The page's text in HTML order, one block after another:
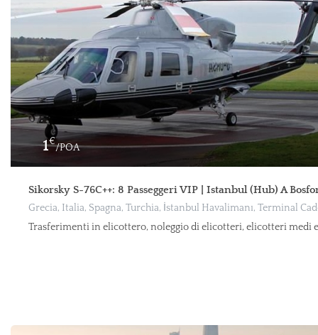
1€
/POA
Sikorsky S-76C++: 8 Passeggeri VIP | Istanbul (Hub) A
Grecia, Italia, Spagna, Turchia, İstanbul Havalimanı, Terminal
Trasferimenti in elicottero, noleggio di elicotteri, elicotteri medi